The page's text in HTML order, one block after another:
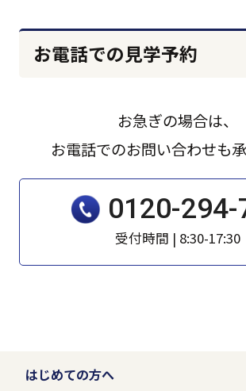
個人情報を本人の意思に反し
用、提供、預託することは、権
す。そのため、個人情報の収集
供、預託などの管理ルールを明
人情報の適切な管理を行いま
お客様から個人情報を収集させ
場合は、収集目的、当社の問い
事前承認なく第三者に開示・提
お電話での見学予約
お急ぎの場合は、
お電話でのお問い合わせも承
0120-294-
受付時間 | 8:30-17:30
はじめての方へ